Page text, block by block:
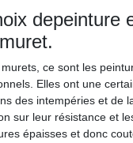
depeinture
ce sont les
Elles ont une
des intempéries et de
sur leur résistance et
épaisses et donc